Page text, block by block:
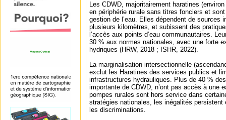
Les CDWD, majoritairement haratines
en périphérie rurale sans titres fonciers et
gestion de l’eau. Elles dépendent de sources
plusieurs kilomètres, et subissent des
l’accès aux points d’eau communautaires.
30 % aux normes nationales, avec une forte
hydriques (HRW, 2018 ; ISHR, 2022).
La marginalisation intersectionnelle
exclut les Haratines des services publics et
infrastructures hydrauliques. Plus de 40 %
importante de CDWD, n’ont pas accès à une
pompes rurales sont hors service dans
stratégies nationales, les inégalités persistent
les discriminations.